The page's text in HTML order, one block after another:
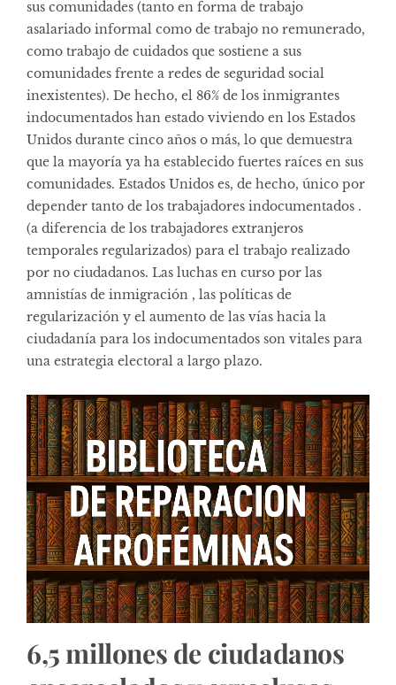
sus comunidades (tanto en forma de trabajo
asalariado informal como de trabajo no remunerado,
como trabajo de cuidados que sostiene a sus
comunidades frente a redes de seguridad social
inexistentes). De hecho, el 86% de los inmigrantes
indocumentados han estado viviendo en los Estados
Unidos durante cinco años o más, lo que demuestra
que la mayoría ya ha establecido fuertes raíces en sus
comunidades. Estados Unidos es, de hecho, único por
depender tanto de los trabajadores indocumentados .
(a diferencia de los trabajadores extranjeros
temporales regularizados) para el trabajo realizado
por no ciudadanos. Las luchas en curso por las
amnistías de inmigración , las políticas de
regularización y el aumento de las vías hacia la
ciudadanía para los indocumentados son vitales para
una estrategia electoral a largo plazo.
6,5 millones de ciudadanos